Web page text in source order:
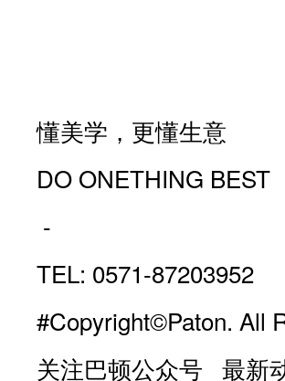
懂美学，更懂生意
DO ONETHING BEST
-
TEL: 0571-87203952
#Copyright©Paton. All
关注巴顿公众号 最新